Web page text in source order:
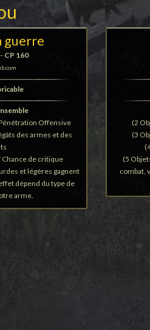
guerre
CP 160
Offensive
des armes et des
Chance de critique
et légères gagnent
dépend du type de
arme.
(2
(3
(5
combat,